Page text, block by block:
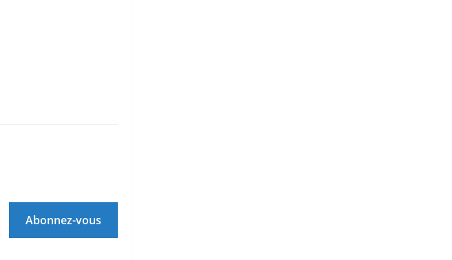
Abonnez-vous